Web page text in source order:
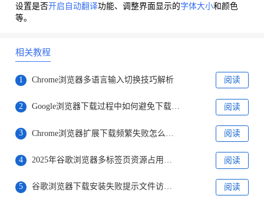
设置是否开启自动翻译功能、调整界面显示的字体大小和颜色
等。
相关教程
1 Chrome浏览器多语言输入切换技巧解析 阅读
2 Google浏览器下载过程中如何避免下载文件格式不支持 阅读
3 阅读
4 2025年谷歌浏览器多标签页资源占用优化 阅读
5 谷歌浏览器下载安装失败提示文件访问受限的解决方法 阅读